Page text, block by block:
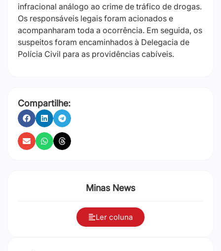
infracional análogo ao crime de tráfico de drogas.
Os responsáveis legais foram acionados e
acompanharam toda a ocorrência. Em seguida, os
suspeitos foram encaminhados à Delegacia de
Polícia Civil para as providências cabíveis.
Compartilhe:
Minas News
Ler coluna